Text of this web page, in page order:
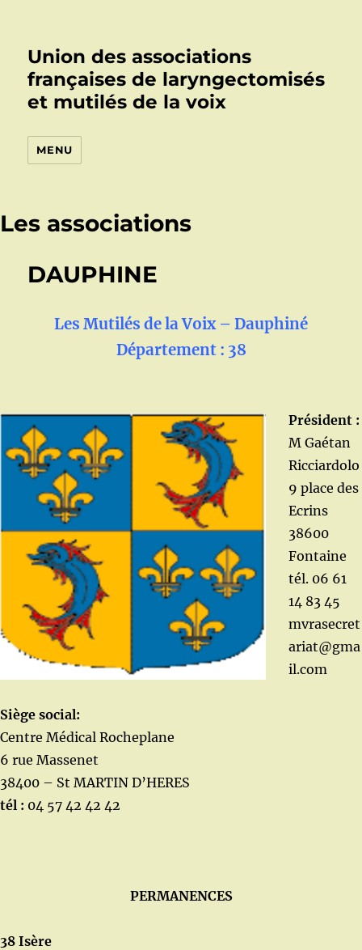
Union des associations
françaises de laryngectomisés
et mutilés de la voix
MENU
Les associations
DAUPHINE
Les Mutilés de la Voix – Dauphiné
Département : 38
Président :
M Gaétan
Ricciardolo
9 place des
Ecrins
38600
Fontaine
tél. 06 61
14 83 45
mvrasecret
ariat@gma
il.com
Siège social:
Centre Médical Rocheplane
6 rue Massenet
38400 – St MARTIN D’HERES
tél : 04 57 42 42 42
PERMANENCES
38 Isère